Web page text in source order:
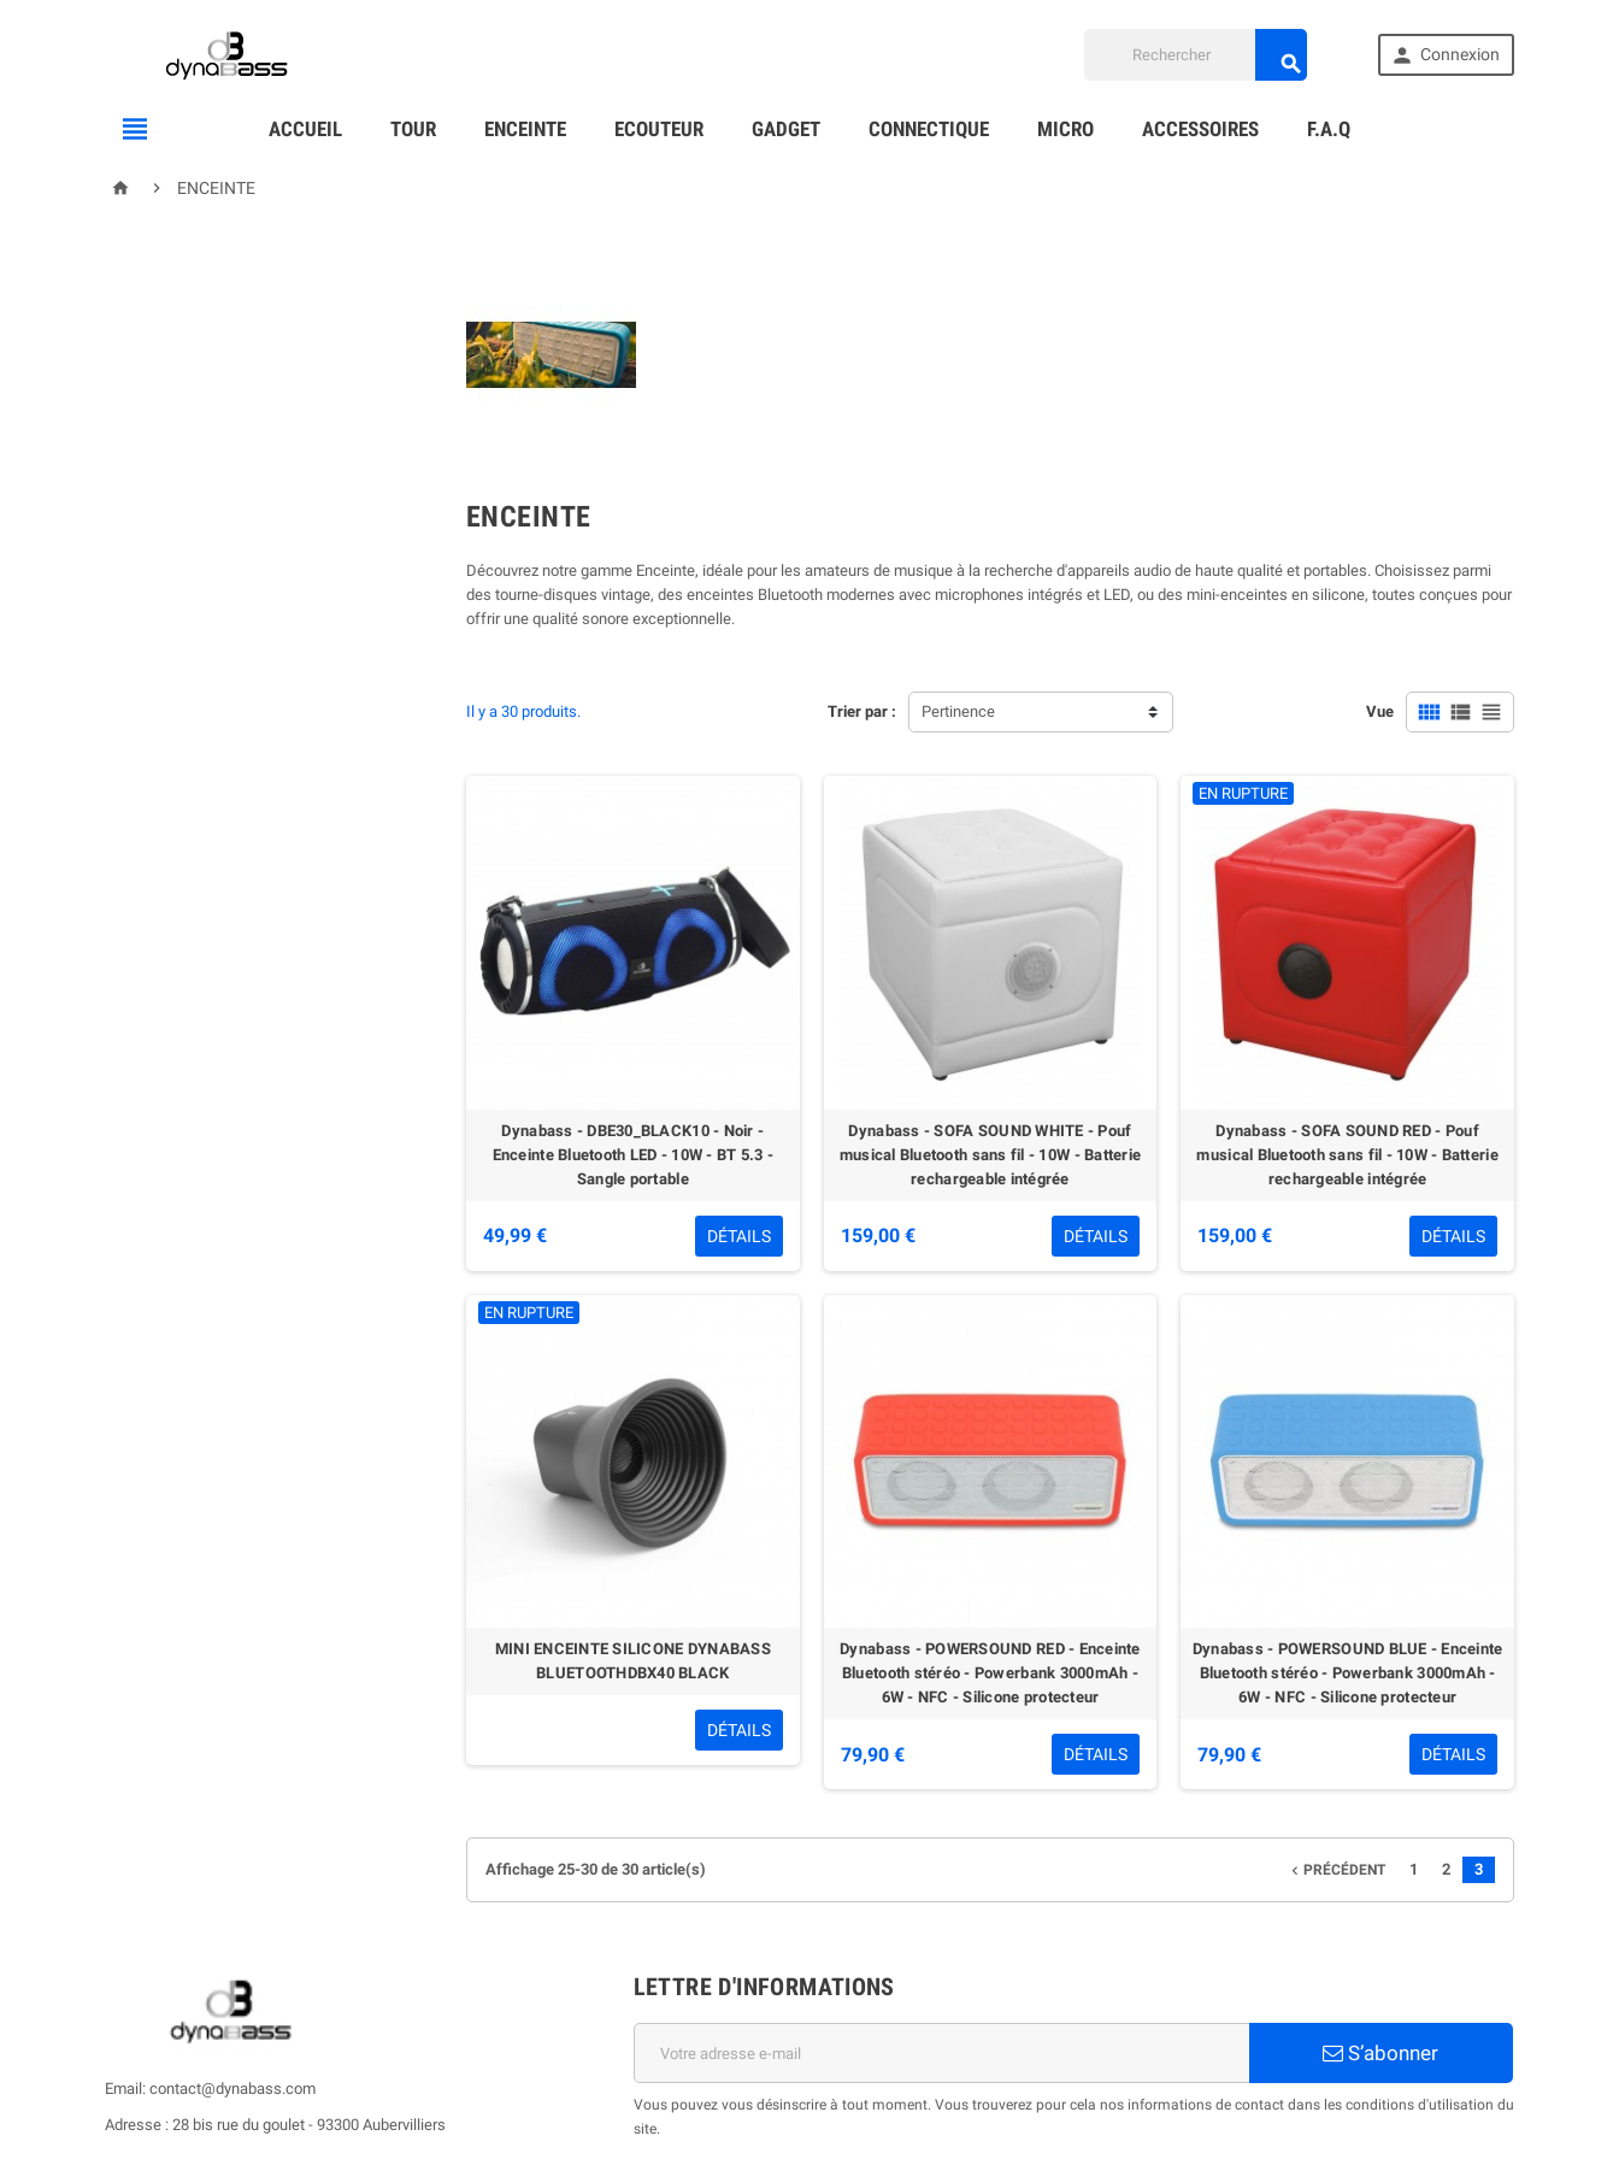
  Connexion
 ACCUEIL TOUR ENCEINTE ECOUTEUR GADGET CONNECTIQUE MICRO ACCESSOIRES F.A.Q
  ENCEINTE
ENCEINTE
Découvrez notre gamme Enceinte, idéale pour les amateurs de musique à la recherche d'appareils audio de haute qualité et portables. Choisissez parmi
des tourne-disques vintage, des enceintes Bluetooth modernes avec microphones intégrés et LED, ou des mini-enceintes en silicone, toutes conçues pour
offrir une qualité sonore exceptionnelle.
Il y a 30 produits. Trier par : Pertinence Vue   
Dynabass - DBE30_BLACK10 - Noir -
Enceinte Bluetooth LED - 10W - BT 5.3 -
Sangle portable
49,99 € DÉTAILS
Dynabass - SOFA SOUND WHITE - Pouf
musical Bluetooth sans fil - 10W - Batterie
rechargeable intégrée
159,00 € DÉTAILS
EN RUPTURE
Dynabass - SOFA SOUND RED - Pouf
musical Bluetooth sans fil - 10W - Batterie
rechargeable intégrée
159,00 € DÉTAILS
EN RUPTURE
MINI ENCEINTE SILICONE DYNABASS
BLUETOOTHDBX40 BLACK
DÉTAILS
Dynabass - POWERSOUND RED - Enceinte
Bluetooth stéréo - Powerbank 3000mAh -
6W - NFC - Silicone protecteur
79,90 € DÉTAILS
Dynabass - POWERSOUND BLUE - Enceinte
Bluetooth stéréo - Powerbank 3000mAh -
6W - NFC - Silicone protecteur
79,90 € DÉTAILS
Affichage 25-30 de 30 article(s)  PRÉCÉDENT 1 2 3
Email: contact@dynabass.com
Adresse : 28 bis rue du goulet - 93300 Aubervilliers
LETTRE D'INFORMATIONS
S’abonner
Vous pouvez vous désinscrire à tout moment. Vous trouverez pour cela nos informations de contact dans les conditions d'utilisation du
site.